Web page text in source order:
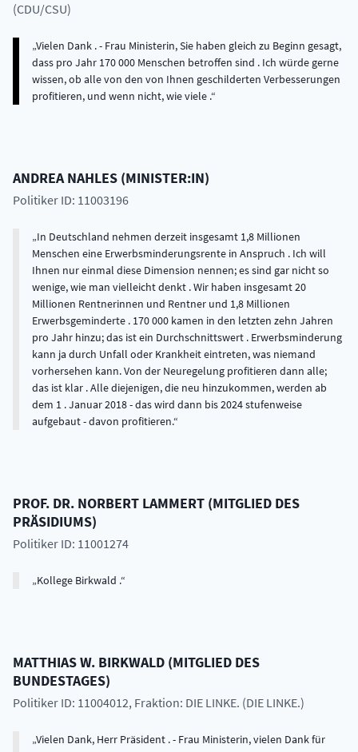
(CDU/CSU)
Vielen Dank . - Frau Ministerin, Sie haben gleich zu Beginn gesagt,
dass pro Jahr 170 000 Menschen betroffen sind . Ich würde gerne
wissen, ob alle von den von Ihnen geschilderten Verbesserungen
profitieren, und wenn nicht, wie viele .
ANDREA NAHLES (MINISTER:IN)
Politiker ID: 11003196
In Deutschland nehmen derzeit insgesamt 1,8 Millionen
Menschen eine Erwerbsminderungsrente in Anspruch . Ich will
Ihnen nur einmal diese Dimension nennen; es sind gar nicht so
wenige, wie man vielleicht denkt . Wir haben insgesamt 20
Millionen Rentnerinnen und Rentner und 1,8 Millionen
Erwerbsgeminderte . 170 000 kamen in den letzten zehn Jahren
pro Jahr hinzu; das ist ein Durchschnittswert . Erwerbsminderung
kann ja durch Unfall oder Krankheit eintreten, was niemand
vorhersehen kann. Von der Neuregelung profitieren dann alle;
das ist klar . Alle diejenigen, die neu hinzukommen, werden ab
dem 1 . Januar 2018 - das wird dann bis 2024 stufenweise
aufgebaut - davon profitieren.
PROF. DR. NORBERT LAMMERT (MITGLIED DES
PRÄSIDIUMS)
Politiker ID: 11001274
Kollege Birkwald .
MATTHIAS W. BIRKWALD (MITGLIED DES
BUNDESTAGES)
Politiker ID: 11004012, Fraktion: DIE LINKE. (DIE LINKE.)
Vielen Dank, Herr Präsident . - Frau Ministerin, vielen Dank für